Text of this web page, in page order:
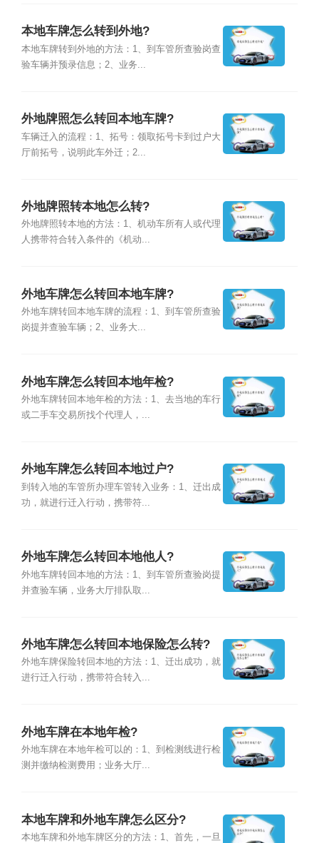
本地车牌怎么转到外地?
本地车牌转到外地的方法：1、到车管所查验岗查
验车辆并预录信息；2、业务...
外地牌照怎么转回本地车牌?
车辆迁入的流程：1、拓号：领取拓号卡到过户大
厅前拓号，说明此车外迁；2...
外地牌照转本地怎么转?
外地牌照转本地的方法：1、机动车所有人或代理
人携带符合转入条件的《机动...
外地车牌怎么转回本地车牌?
外地车牌转回本地车牌的流程：1、到车管所查验
岗提并查验车辆；2、业务大...
外地车牌怎么转回本地年检?
外地车牌转回本地年检的方法：1、去当地的车行
或二手车交易所找个代理人，...
外地车牌怎么转回本地过户?
到转入地的车管所办理车管转入业务：1、迁出成
功，就进行迁入行动，携带符...
外地车牌怎么转回本地他人?
外地车牌转回本地的方法：1、到车管所查验岗提
并查验车辆，业务大厅排队取...
外地车牌怎么转回本地保险怎么转?
外地车牌保险转回本地的方法：1、迁出成功，就
进行迁入行动，携带符合转入...
外地车牌在本地年检?
外地车牌在本地年检可以的：1、到检测线进行检
测并缴纳检测费用；业务大厅...
本地车牌和外地车牌怎么区分?
本地车牌和外地车牌区分的方法：1、首先，一旦